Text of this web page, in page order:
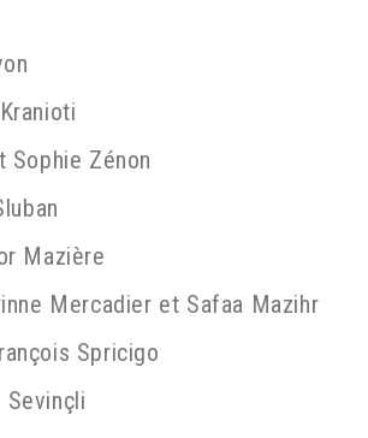
Sophie Zénon
Mazière
Mercadier et Safaa Mazihr
Spricigo
Sevinçli